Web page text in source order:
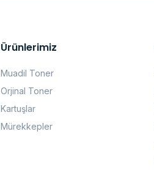
Ürünlerimiz
Muadil Toner
Orjinal Toner
Kartuşlar
Mürekkepler